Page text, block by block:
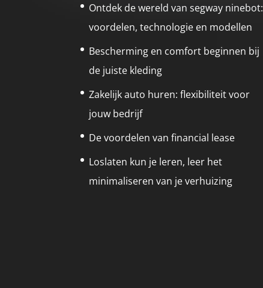
Ontdek de wereld van segway ninebot:
voordelen, technologie en modellen
Bescherming en comfort beginnen bij
de juiste kleding
Zakelijk auto huren: flexibiliteit voor
jouw bedrijf
De voordelen van financial lease
Loslaten kun je leren, leer het
minimaliseren van je verhuizing